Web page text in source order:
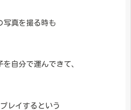
写真を撮る時も
を自分で運んできて、
レイするという